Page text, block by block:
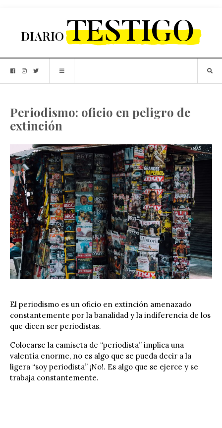
Periodismo: oficio en peligro de
extinción
El periodismo es un oficio en extinción amenazado
constantemente por la banalidad y la indiferencia de los
que dicen ser periodistas.
Colocarse la camiseta de “periodista” implica una
valentía enorme, no es algo que se pueda decir a la
ligera “soy periodista” ¡No!. Es algo que se ejerce y se
trabaja constantemente.